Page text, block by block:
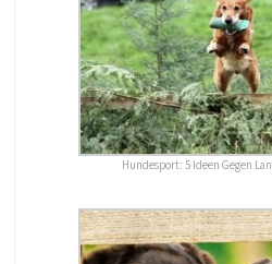
Hundesport: 5 Ideen Gegen